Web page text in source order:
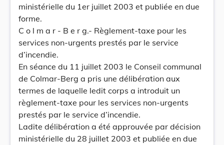
ministérielle du 1er juillet 2003 et publiée en due
forme.
C o l m a r - B e r g.- Règlement-taxe pour les
services non-urgents prestés par le service
d’incendie.
En séance du 11 juillet 2003 le Conseil communal
de Colmar-Berg a pris une délibération aux
termes de laquelle ledit corps a introduit un
règlement-taxe pour les services non-urgents
prestés par le service d’incendie.
Ladite délibération a été approuvée par décision
ministérielle du 28 juillet 2003 et publiée en due